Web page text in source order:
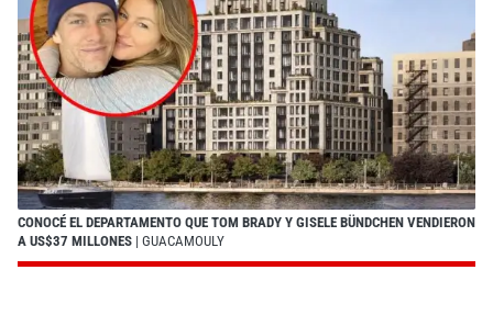
CONOCÉ EL DEPARTAMENTO QUE TOM BRADY Y GISELE BÜNDCHEN VENDIERON
A US$37 MILLONES | GUACAMOULY